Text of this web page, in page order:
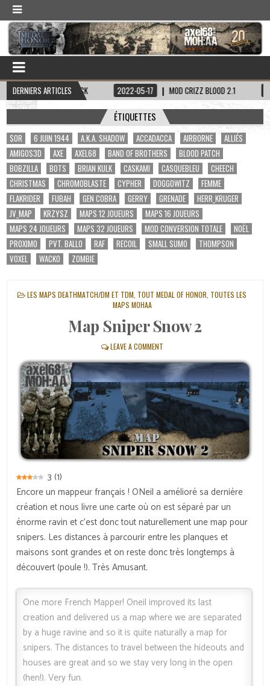
DERNIERS ARTICLES
HADDOCK 2022-05-17 MOD CRIZZ BLOOD 2.1 2022-05-01
ÉTIQUETTES
$OR 6 JUIN 1944 A.K.A. SHADOW ACCADACCA AIRBORNE
ALLIÉS
AMIGOS3D
AXE AXEL68 BAND OF BROTHERS
BLOOD PATCH
BOBZILLA
BOTS BRIAN KULK CASKAMI CASQUEBLEU
CHEECH
CHRISTMAS
CHROMOBLASTE CYPHER DOGGOWITZ
FEMME
FLAKRIDER
FUBAH GEN COBRA GERRY GRENADE
HERR_KRUGER
JV_MAP
KRZYSZ MAPS 12 JOUEURS
MAPS 16 JOUEURS
MAPS 24 JOUEURS
MAPS 32 JOUEURS MOD CONVERSION TOTALE
NOËL
PROXIMO
PVT. BALLO RAF RECOIL SMALL SUMO
THOMPSON
VOXEL
WACKO ZOMBIE
POSTED
LES MAPS DEATHMATCH/DM ET TDM TOUT MEDAL OF HONOR TOUTES LES
MAPS MOHAA
Map Sniper Snow 2
LEAVE A COMMENT
3 (1)
Encore un mappeur français ! ONeil a amélioré sa dernière
création et nous livre une carte où on est séparé par un
énorme ravin et c’est donc tout naturellement une map pour
snipers. Les distances à parcourir entre les planques et
maisons sont grandes et on reste donc très longtemps à
découvert (poule !). Très Amusant.
One more French Mapper! Oneil improved its last
creation and delivered us a map where we are separated
by a huge ravine and so it is quite naturally a map for
snipers. The distances to travel between the hideouts and
houses are great and so we stay very long in the open
(hen!). Very fun.